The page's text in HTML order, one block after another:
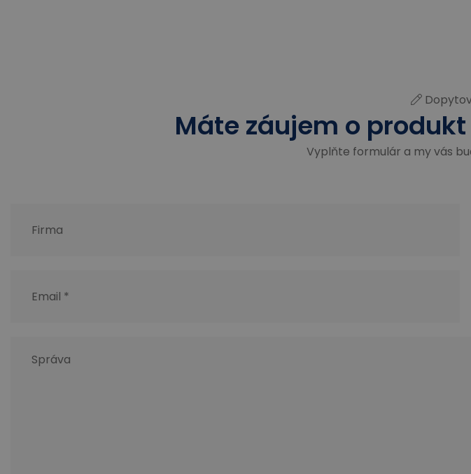
Máte záujem o
Vyplňte formulár a my vás